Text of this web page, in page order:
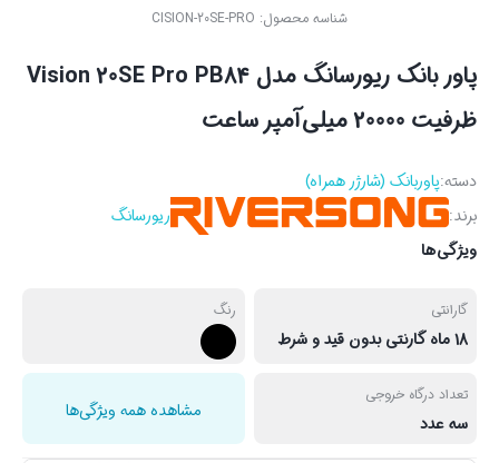
شناسه محصول: CISION-20SE-PRO
پاور بانک ریورسانگ مدل Vision 20SE Pro PB84
ظرفیت 20000 میلی‌آمپر ساعت
دسته:پاوربانک (شارژر همراه)
برند:
ریورسانگ
ویژگی‌ها
گارانتی
18 ماه گارنتی بدون قید و شرط
رنگ
تعداد درگاه خروجی
سه عدد
مشاهده همه ویژگی‌ها